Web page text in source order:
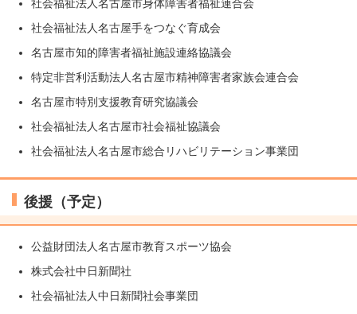
社会福祉法人名古屋市身体障害者福祉連合会
社会福祉法人名古屋手をつなぐ育成会
名古屋市知的障害者福祉施設連絡協議会
特定非営利活動法人名古屋市精神障害者家族会連合会
名古屋市特別支援教育研究協議会
社会福祉法人名古屋市社会福祉協議会
社会福祉法人名古屋市総合リハビリテーション事業団
後援（予定）
公益財団法人名古屋市教育スポーツ協会
株式会社中日新聞社
社会福祉法人中日新聞社会事業団